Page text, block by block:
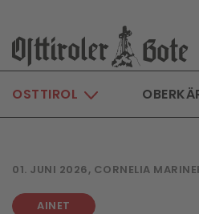
Skip to main content
OSTTIROL
01. JUNI 2026, CORNELIA
AINET